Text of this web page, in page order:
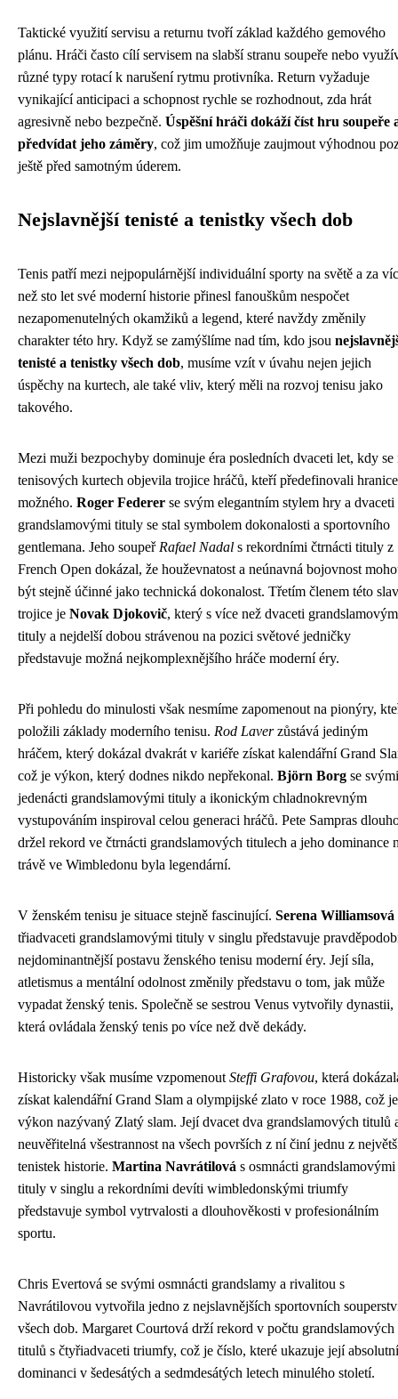
Taktické využití servisu a returnu tvoří základ každého gemového
plánu. Hráči často cílí servisem na slabší stranu soupeře nebo
různé typy rotací k narušení rytmu protivníka. Return vyžaduje
vynikající anticipaci a schopnost rychle se rozhodnout, zda hrát
agresivně nebo bezpečně. Úspěšní hráči dokáží číst hru soupeře
předvídat jeho záměry, což jim umožňuje zaujmout výhodnou
ještě před samotným úderem.
Nejslavnější tenisté a tenistky všech dob
Tenis patří mezi nejpopulárnější individuální sporty na světě a za
než sto let své moderní historie přinesl fanouškům nespočet
nezapomenutelných okamžiků a legend, které navždy změnily
charakter této hry. Když se zamýšlíme nad tím, kdo jsou
tenisté a tenistky všech dob, musíme vzít v úvahu nejen jejich
úspěchy na kurtech, ale také vliv, který měli na rozvoj tenisu jako
takového.
Mezi muži bezpochyby dominuje éra posledních dvaceti let, kdy se
tenisových kurtech objevila trojice hráčů, kteří předefinovali hranice
možného. Roger Federer se svým elegantním stylem hry a dvaceti
grandslamovými tituly se stal symbolem dokonalosti a sportovního
gentlemana. Jeho soupeř Rafael Nadal s rekordními čtrnácti tituly z
French Open dokázal, že houževnatost a neúnavná bojovnost
být stejně účinné jako technická dokonalost. Třetím členem této
trojice je Novak Djokovič, který s více než dvaceti
tituly a nejdelší dobou strávenou na pozici světové jedničky
představuje možná nejkomplexnějšího hráče moderní éry.
Při pohledu do minulosti však nesmíme zapomenout na pionýry,
položili základy moderního tenisu. Rod Laverzůstává jediným
hráčem, který dokázal dvakrát v kariéře získat kalendářní Grand
což je výkon, který dodnes nikdo nepřekonal. Björn Borg se svými
jedenácti grandslamovými tituly a ikonickým chladnokrevným
vystupováním inspiroval celou generaci hráčů. Pete Sampras
držel rekord ve čtrnácti grandslamových titulech a jeho dominance
trávě ve Wimbledonu byla legendární.
V ženském tenisu je situace stejně fascinující. Serena Williamsová
třiadvaceti grandslamovými tituly v singlu představuje
nejdominantnější postavu ženského tenisu moderní éry. Její síla,
atletismus a mentální odolnost změnily představu o tom, jak může
vypadat ženský tenis. Společně se sestrou Venus vytvořily dynastii,
která ovládala ženský tenis po více než dvě dekády.
Historicky však musíme vzpomenout Steffi Grafovou, která
získat kalendářní Grand Slam a olympijské zlato v roce 1988, což je
výkon nazývaný Zlatý slam. Její dvacet dva grandslamových titulů
neuvěřitelná všestrannost na všech površích z ní činí jednu z
tenistek historie. Martina Navrátilová s osmnácti grandslamovými
tituly v singlu a rekordními devíti wimbledonskými triumfy
představuje symbol vytrvalosti a dlouhověkosti v profesionálním
sportu.
Chris Evertová se svými osmnácti grandslamy a rivalitou s
Navrátilovou vytvořila jedno z nejslavnějších sportovních
všech dob. Margaret Courtová drží rekord v počtu grandslamových
titulů s čtyřiadvaceti triumfy, což je číslo, které ukazuje její absolutní
dominanci v šedesátých a sedmdesátých letech minulého století.